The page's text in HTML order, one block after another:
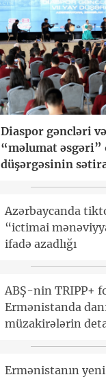
Diaspor gəncləri
“məlumat əsgəri”
düşərgəsinin
Azərbaycanda
“ictimai
ifadə azadlığı
ABŞ-nin TRIPP+
Ermənistanda
müzakirələrin
Ermənistanın